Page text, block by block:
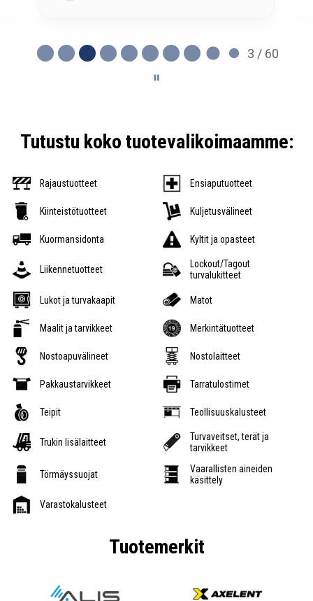
3 / 60
Tutustu koko tuotevalikoimaamme:
Rajaustuotteet Ensiaputuotteet
Kiinteistötuotteet Kuljetusvälineet
Kuormansidonta Kyltit ja opasteet
Liikennetuotteet
Lockout/Tagout
turvalukitteet
Lukot ja turvakaapit Matot
Maalit ja tarvikkeet Merkintätuotteet
Nostoapuvälineet Nostolaitteet
Pakkaustarvikkeet Tarratulostimet
Teipit Teollisuuskalusteet
Trukin lisälaitteet
Turvaveitset, terät ja
tarvikkeet
Törmäyssuojat
Vaarallisten aineiden
käsittely
Varastokalusteet
Tuotemerkit